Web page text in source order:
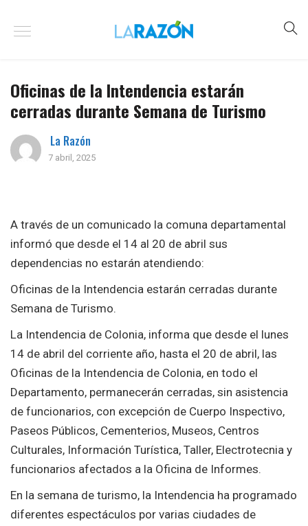
Oficinas de la Intendencia estarán
cerradas durante Semana de Turismo
La Razón
7 abril, 2025
A través de un comunicado la comuna departamental
informó que desde el 14 al 20 de abril sus
dependencias no estarán atendiendo:
Oficinas de la Intendencia estarán cerradas durante
Semana de Turismo.
La Intendencia de Colonia, informa que desde el lunes
14 de abril del corriente año, hasta el 20 de abril, las
Oficinas de la Intendencia de Colonia, en todo el
Departamento, permanecerán cerradas, sin asistencia
de funcionarios, con excepción de Cuerpo Inspectivo,
Paseos Públicos, Cementerios, Museos, Centros
Culturales, Información Turística, Taller, Electrotecnia y
funcionarios afectados a la Oficina de Informes.
En la semana de turismo, la Intendencia ha programado
diferentes espectáculos por varias ciudades de